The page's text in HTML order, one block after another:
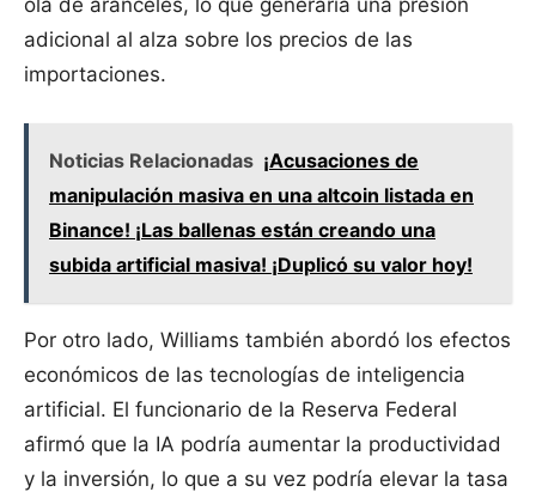
adicional al alza sobre los precios de las
importaciones.
Noticias Relacionadas ¡Acusaciones de
manipulación masiva en una altcoin listada en
Binance! ¡Las ballenas están creando una
subida artificial masiva! ¡Duplicó su valor hoy!
Por otro lado, Williams también abordó los efectos
económicos de las tecnologías de inteligencia
artificial. El funcionario de la Reserva Federal
afirmó que la IA podría aumentar la productividad
y la inversión, lo que a su vez podría elevar la tasa